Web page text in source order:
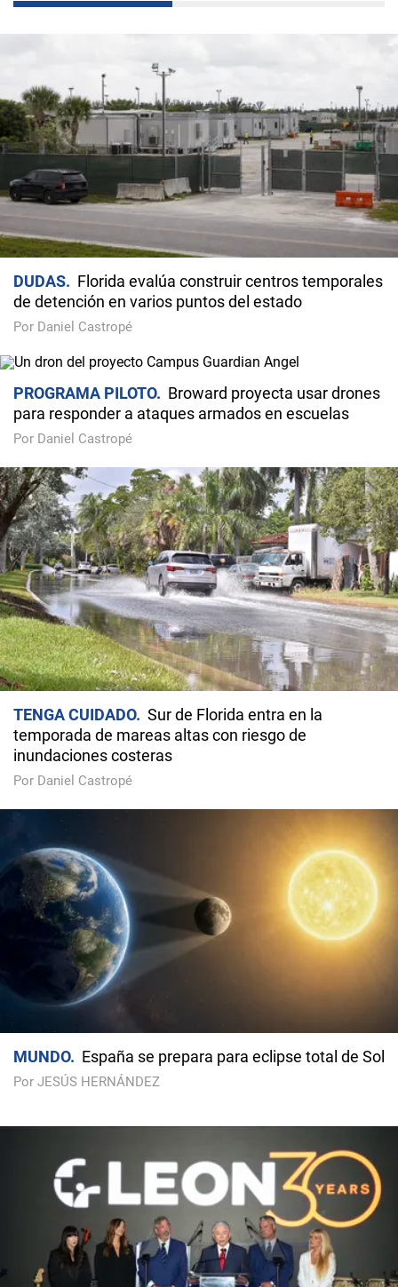
DUDAS
Florida evalúa construir centros temporales
de detención en varios puntos del estado
Por Daniel Castropé
PROGRAMA PILOTO
Broward proyecta usar drones
para responder a ataques armados en escuelas
Por Daniel Castropé
TENGA CUIDADO
Sur de Florida entra en la
temporada de mareas altas con riesgo de
inundaciones costeras
Por Daniel Castropé
MUNDO España se prepara para eclipse total de Sol
Por JESÚS HERNÁNDEZ